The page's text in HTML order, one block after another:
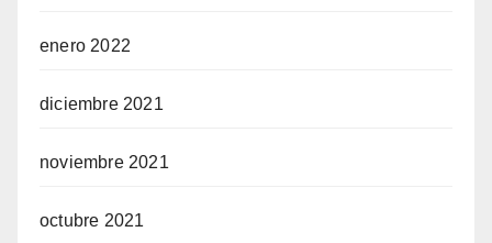
enero 2022
diciembre 2021
noviembre 2021
octubre 2021